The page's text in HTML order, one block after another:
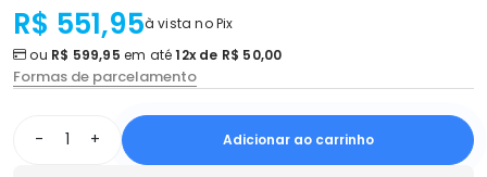
R$ 551,95à vista no Pix
ou R$ 599,95 em até12x de R$ 50,00
Formas de parcelamento
- + Adicionar ao carrinho